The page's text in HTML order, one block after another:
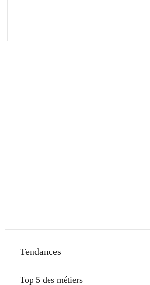
Tendances
Top 5 des métiers